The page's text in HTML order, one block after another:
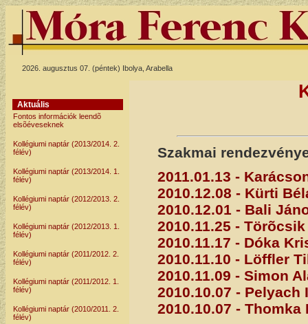
2026. augusztus 07. (péntek) Ibolya, Arabella
Aktuális
Fontos információk leendõ
elsõéveseknek
Kollégiumi naptár (2013/2014. 2.
félév)
Kollégiumi naptár (2013/2014. 1.
félév)
Kollégiumi naptár (2012/2013. 2.
félév)
Kollégiumi naptár (2012/2013. 1.
félév)
Kollégiumi naptár (2011/2012. 2.
félév)
Kollégiumi naptár (2011/2012. 1.
félév)
Kollégiumi naptár (2010/2011. 2.
félév)
Szakmai
2011.01.13 -
2010.12.08 - Kürti
2010.12.01 - Bali
2010.11.25 -
2010.11.17 - Dóka
2010.11.10 - Löffler
2010.11.09 - Simon
2010.10.07 - Pelyach
2010.10.07 - Thomka